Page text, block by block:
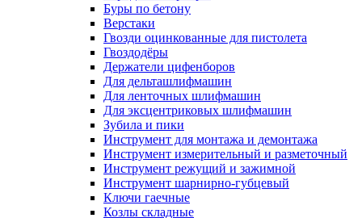
Буры по бетону
Верстаки
Гвозди оцинкованные для пистолета
Гвоздодёры
Держатели цифенборов
Для дельташлифмашин
Для ленточных шлифмашин
Для эксцентриковых шлифмашин
Зубила и пики
Инструмент для монтажа и демонтажа
Инструмент измерительный и разметочный
Инструмент режущий и зажимной
Инструмент шарнирно-губцевый
Ключи гаечные
Козлы складные